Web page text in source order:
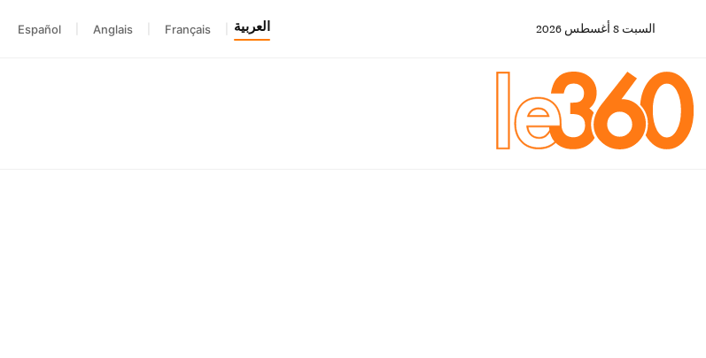
السبت 8 أغسطس 2026 العربية Français
Anglais
Español